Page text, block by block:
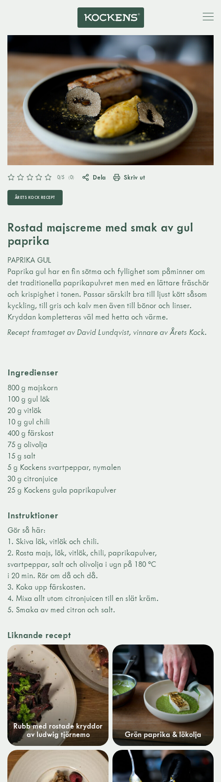
0/5 (0) Dela Skriv ut
ÅRETS KOCK RECEPT
Rostad majscreme med smak av gul
paprika
PAPRIKA GUL
Paprika gul har en fin sötma och fyllighet som påminner om
det traditionella paprikapulvret men med en lättare fräschör
och krispighet i tonen. Passar särskilt bra till ljust kött såsom
kyckling, till gris och kalv men även till bönor och linser.
Kryddan kompletteras väl med hetta och värme.
Recept framtaget av David Lundqvist, vinnare av Årets Kock.
Ingredienser
800 g majskorn
100 g gul lök
20 g vitlök
10 g gul chili
400 g färskost
75 g olivolja
15 g salt
5 g Kockens svartpeppar, nymalen
30 g citronjuice
25 g Kockens gula paprikapulver
Instruktioner
Gör så här:
1. Skiva lök, vitlök och chili.
2. Rosta majs, lök, vitlök, chili, paprikapulver,
svartpeppar, salt och olivolja i ugn på 180 °C
i 20 min. Rör om då och då.
3. Koka upp färskosten.
4. Mixa allt utom citronjuicen till en slät kräm.
5. Smaka av med citron och salt.
Liknande recept
Rubb med rostade kryddor
av ludwig tjörnemo
Grön paprika & lökolja